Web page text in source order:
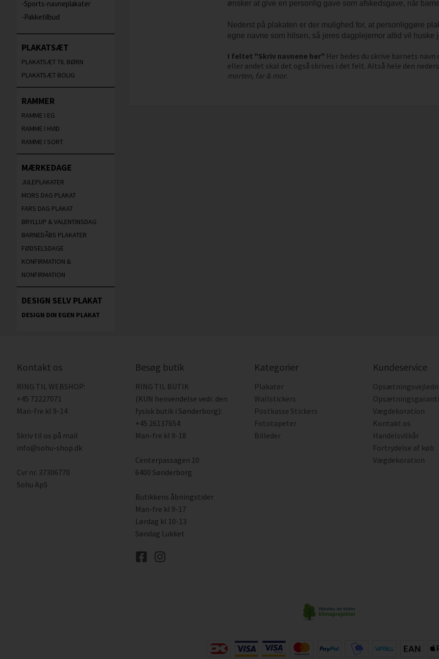
Sports-navneplakater
Pakketilbud
PLAKATSÆT
PLAKATSÆT TIL BØRN
PLAKATSÆT BOLIG
RAMMER
RAMME I EG
RAMME I HVID
RAMME I SORT
MÆRKEDAGE
JULEPLAKATER
MORS DAG PLAKAT
FARS DAG PLAKAT
BRYLLUP & VALENTINSDAG
BARNEDÅBS PLAKATER
FØDSELSDAGE
KONFIRMATION &
NONFIRMATION
DESIGN SELV PLAKAT
DESIGN DIN EGEN PLAKAT
ønsker at give en personlig gave som afskedsgave, når
Nederst på plakaten er der mulighed for, at personliggøre
egne navne som hilsen, så jeres dagplejemor altid vil huske
I feltet "Skriv navnene her" Her bedes du skrive barnets
eller andet skal det også skrives i det felt. Altså hele den
morten, far & mor.
Kontakt os
RING TIL WEBSHOP:
+45 72227071
Man-fre kl 9-14
Skriv til os på mail
info@sohu-shop.dk
Cvr nr. 37306770
Sohu ApS
Besøg butik
RING TIL BUTIK
(KUN henvendelse vedr. den
fysisk butik i Sønderborg):
+45 26137654
Man-fre kl 9-18
Centerpassagen 10
6400 Sønderborg
Butikkens åbningstider
Man-fre kl 9-17
Lørdag kl 10-13
Søndag Lukket
Kategorier
Plakater
Wallstickers
Postkasse Stickers
Fototapeter
Billeder
Kundeservice
Vægdekoration
Kontakt os
Handelsvilkår
Fortrydelse af køb
Vægdekoration